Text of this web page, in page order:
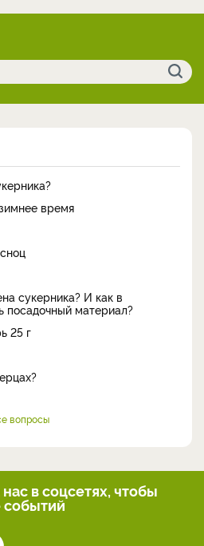
время
сукерника? И как в
посадочный материал?
25 г
вопросы
в соцсетях, чтобы
событий